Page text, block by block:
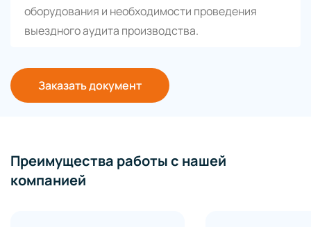
оборудования и необходимости проведения
выездного аудита производства.
Заказать документ
Преимущества работы с нашей
компанией